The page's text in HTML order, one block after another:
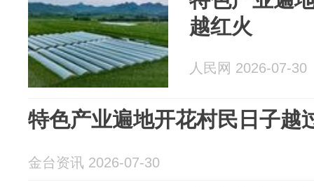
越红火
人民网 2026-07-30
特色产业遍地开花村民日子越
金台资讯 2026-07-30